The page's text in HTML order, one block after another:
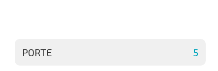
PORTE 5